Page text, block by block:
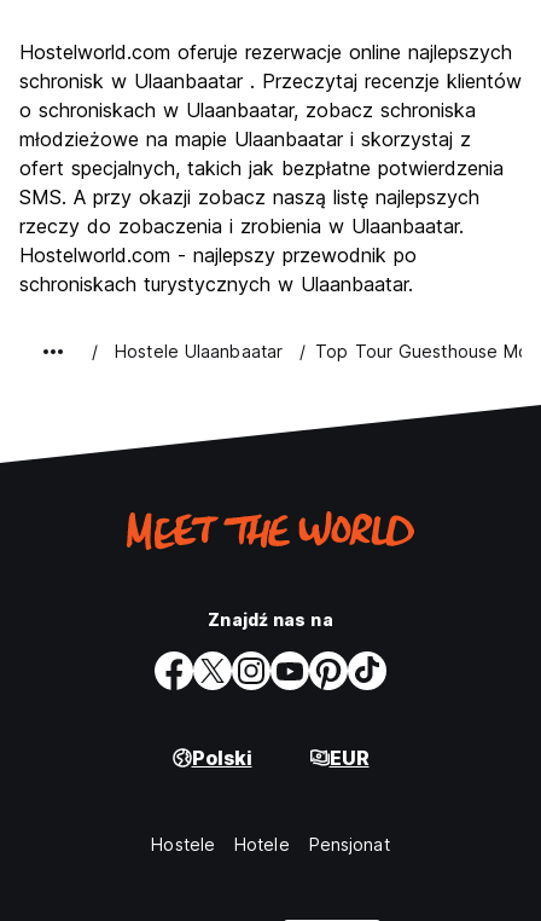
Kultura
7.7
Imprezy
6.0
Najlepsza wartość
Hostelworld.com oferuje rezerwacje online najlepszych
schronisk w Ulaanbaatar . Przeczytaj recenzje klientów
o schroniskach w Ulaanbaatar, zobacz schroniska
młodzieżowe na mapie Ulaanbaatar i skorzystaj z
ofert specjalnych, takich jak bezpłatne potwierdzenia
SMS. A przy okazji zobacz naszą listę najlepszych
rzeczy do zobaczenia i zrobienia w Ulaanbaatar.
Hostelworld.com - najlepszy przewodnik po
schroniskach turystycznych w Ulaanbaatar.
Hostele Ulaanbaatar Top Tour Guesthouse
Znajdź nas na
Polski EUR
Hostele Hotele Pensjonat